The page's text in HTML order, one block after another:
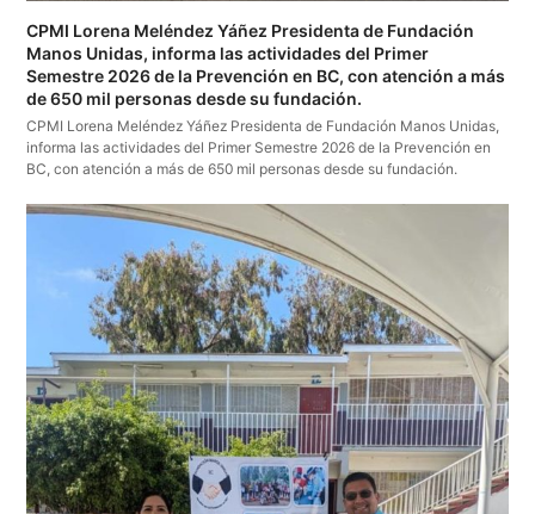
CPMI Lorena Meléndez Yáñez Presidenta de Fundación
Manos Unidas, informa las actividades del Primer
Semestre 2026 de la Prevención en BC, con atención a más
de 650 mil personas desde su fundación.
CPMI Lorena Meléndez Yáñez Presidenta de Fundación Manos Unidas,
informa las actividades del Primer Semestre 2026 de la Prevención en
BC, con atención a más de 650 mil personas desde su fundación.